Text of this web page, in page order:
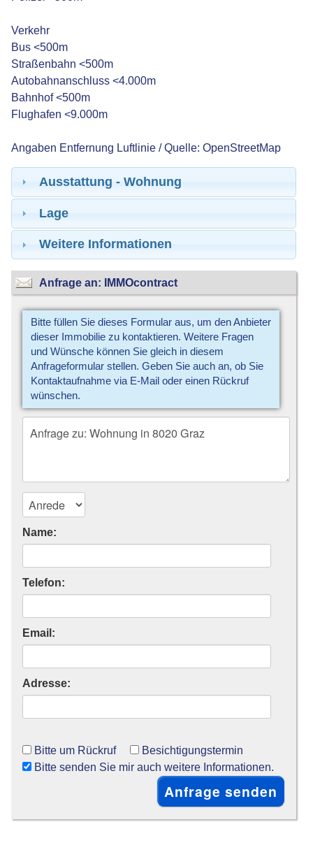
Verkehr
Bus <500m
Straßenbahn <500m
Autobahnanschluss <4.000m
Bahnhof <500m
Flughafen <9.000m
Angaben Entfernung Luftlinie / Quelle: OpenStreetMap
Ausstattung - Wohnung
Lage
Weitere Informationen
Anfrage an: IMMOcontract
Bitte füllen Sie dieses Formular aus, um den Anbieter
dieser Immobilie zu kontaktieren. Weitere Fragen
und Wünsche können Sie gleich in diesem
Anfrageformular stellen. Geben Sie auch an, ob Sie
Kontaktaufnahme via E-Mail oder einen Rückruf
wünschen.
Name:
Telefon:
Email:
Adresse:
Bitte um Rückruf
Besichtigungstermin
Bitte senden Sie mir auch weitere Informationen.